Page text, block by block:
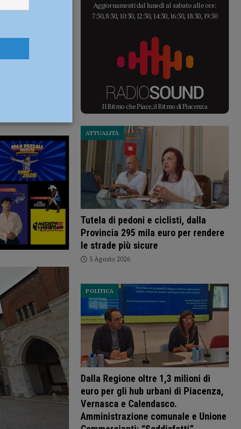
Aggiornamenti dal lunedì al sabato alle ore:
7:30, 8:30, 10:30, 12:30, 14:30, 16:30, 18:30, 19:30
Il Ritmo che Piace, il Ritmo di Piacenza
Tutela di pedoni e ciclisti, dalla
Provincia 295 mila euro per rendere
le strade più sicure
ATTUALITÀ
5 Agosto 2026
Dalla Regione oltre 1,3 milioni di
euro per gli hub urbani di Piacenza,
Vernasca e Calendasco.
Amministrazione comunale e Unione
POLITICA